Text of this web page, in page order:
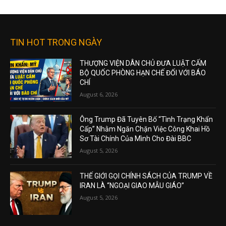
TIN HOT TRONG NGÀY
THƯỢNG VIỆN DÂN CHỦ ĐƯA LUẬT CẤM
BỘ QUỐC PHÒNG HẠN CHẾ ĐỐI VỚI BÁO
CHÍ
August 6, 2026
Ông Trump Đã Tuyên Bố “Tình Trạng Khẩn
Cấp” Nhằm Ngăn Chặn Việc Công Khai Hồ
Sơ Tài Chính Của Mình Cho Đài BBC
August 5, 2026
THẾ GIỚI GỌI CHÍNH SÁCH CỦA TRUMP VỀ
IRAN LÀ “NGOẠI GIAO MẪU GIÁO”
August 5, 2026